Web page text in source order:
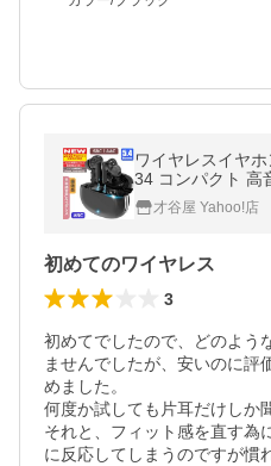
ワイヤレスイヤ
34 コンパクト 高
Phone 15 14
iphone 16 15
才谷屋 Yahoo!店
初めてのワイヤレス
3
初めてでしたので、どのよう
ませんでしたが、安いのに評
めました。
何度か試しても片耳だけしか
それと、フィット感を直す為
に反応してしまうのですが慣